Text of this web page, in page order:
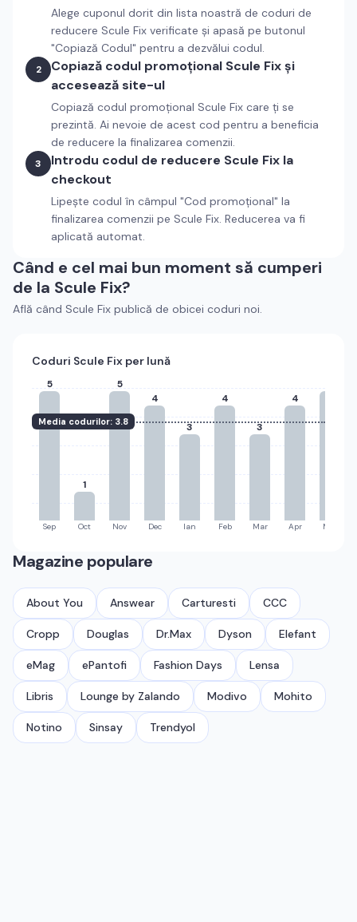
Alege cuponul dorit din lista noastră de coduri de
reducere Scule Fix verificate și apasă pe butonul
"Copiază Codul" pentru a dezvălui codul.
2 Copiază codul promoțional Scule Fixși
accesează site-ul
Copiază codul promoțional Scule Fix care ți se
prezintă. Ai nevoie de acest cod pentru a beneficia
de reducere la finalizarea comenzii.
3 Introdu codul de reducere Scule Fix la
checkout
Lipește codul în câmpul "Cod promoțional" la
finalizarea comenzii pe Scule Fix. Reducerea va fi
aplicată automat.
Când e cel mai bun moment să cumperi
de la Scule Fix?
Află când Scule Fix publică de obicei coduri noi.
Coduri Scule Fix per lună
Media codurilor: 3.8
5
Sep
1
Oct
5
Nov
4
Dec
3
Ian
4
Feb
3
Mar
4
Apr Mai
Magazine populare
About You Answear Carturesti CCC
Cropp Douglas Dr.Max Dyson Elefant
eMag ePantofi Fashion Days Lensa
Libris Lounge by Zalando Modivo Mohito
Notino Sinsay Trendyol